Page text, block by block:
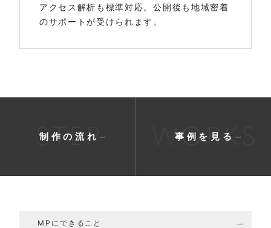
アクセス解析も標準対応。公開後も地域密着
のサポートが受けられます。
制作の流れ
STEP 事例を見る
WORKS
MPにできること